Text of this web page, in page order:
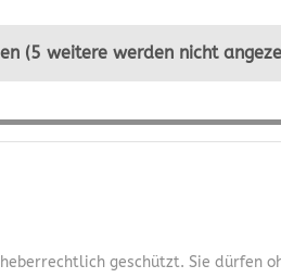
(5 weitere werden nicht
geschützt. Sie dürfen